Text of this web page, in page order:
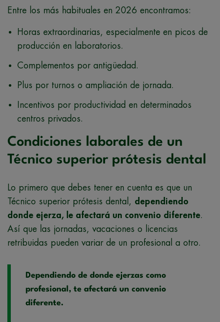
Entre los más habituales en 2026 encontramos:
Horas extraordinarias, especialmente en picos de
producción en laboratorios.
Complementos por antigüedad.
Plus por turnos o ampliación de jornada.
Incentivos por productividad en determinados
centros privados.
Condiciones laborales de un
Técnico superior prótesis dental
Lo primero que debes tener en cuenta es que un
Técnico superior prótesis dental, dependiendo
donde ejerza, le afectará un convenio diferente.
Así que las jornadas, vacaciones o licencias
retribuidas pueden variar de un profesional a otro.
Dependiendo de donde ejerzas como
profesional, te afectará un convenio
diferente.